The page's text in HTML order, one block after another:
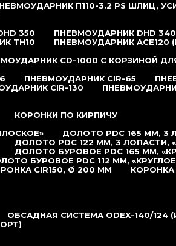
П110-3.2 РS ШЛИЦ,
350 ПНЕВМОУДАРНИК DHD 340
TH10
ПНЕВМОУДАРНИК ACE120
CD-1000 С КОРЗИНОЙ
ПНЕВМОУДАРНИК CIR-65
CIR-130
КОРОНКИ ПО КИРПИЧУ
ДОЛОТО PDC 165 ММ, 3
ДОЛОТО PDC 122 ММ, 3 ЛОПАСТИ,
ДОЛОТО БУРОВОЕ PDC 165 ММ,
БУРОВОЕ PDC 112 ММ,
CIR150, Ø 200 ММ
КОРОНКА
ОБСАДНАЯ СИСТЕМА ODEX-140/124